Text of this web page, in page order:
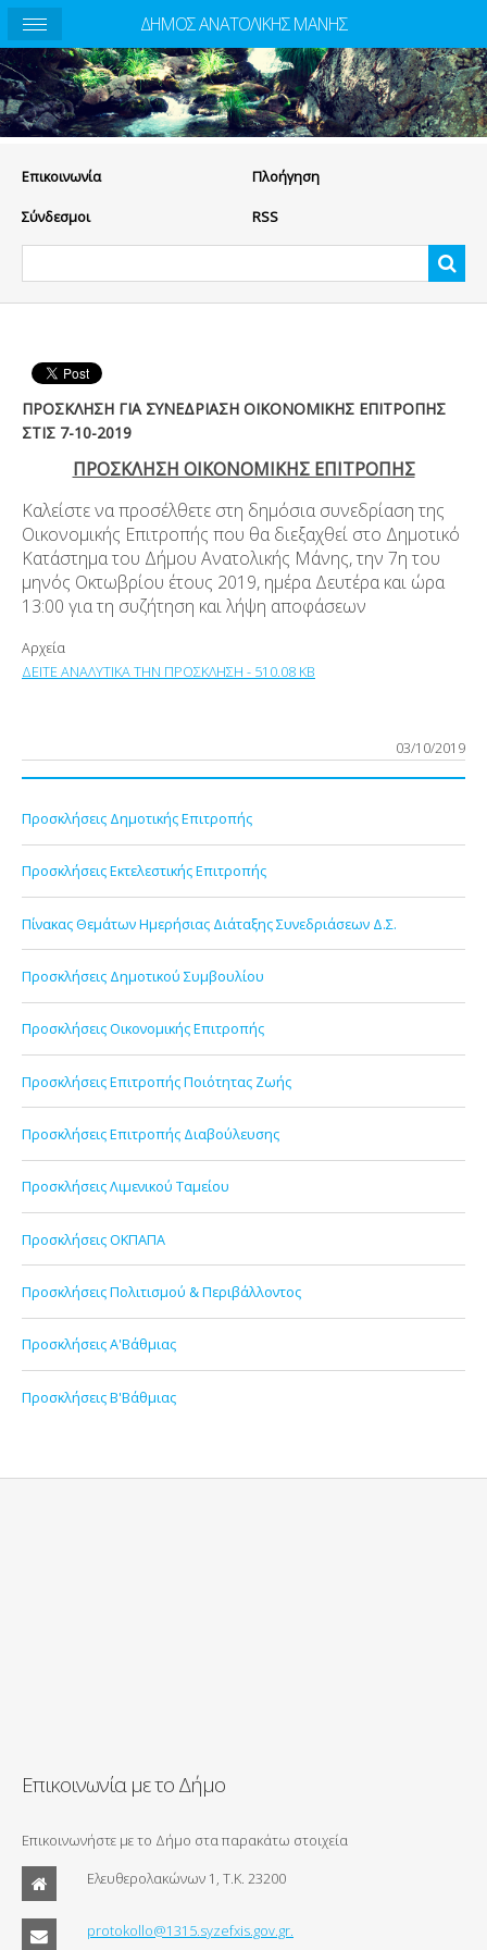
Eπικοινωνία Πλοήγηση
Σύνδεσμοι RSS
ΠΡΟΣΚΛΗΣΗ ΓΙΑ ΣΥΝΕΔΡΙΑΣΗ ΟΙΚΟΝΟΜΙΚΗΣ ΕΠΙΤΡΟΠΗΣ
ΣΤΙΣ 7-10-2019
ΠΡΟΣΚΛΗΣΗ ΟΙΚΟΝΟΜΙΚΗΣ ΕΠΙΤΡΟΠΗΣ
Καλείστε να προσέλθετε στη δημόσια συνεδρίαση της
Οικονομικής Επιτροπής που θα διεξαχθεί στο Δημοτικό
Κατάστημα του Δήμου Ανατολικής Μάνης, την 7η του
μηνός Οκτωβρίου έτους 2019, ημέρα Δευτέρα και ώρα
13:00 για τη συζήτηση και λήψη αποφάσεων
Αρχεία
ΔΕΙΤΕ ΑΝΑΛΥΤΙΚΑ ΤΗΝ ΠΡΟΣΚΛΗΣΗ - 510.08 KB
03/10/2019
Προσκλήσεις Δημοτικής Επιτροπής
Προσκλήσεις Εκτελεστικής Επιτροπής
Πίνακας Θεμάτων Ημερήσιας Διάταξης Συνεδριάσεων Δ.Σ.
Προσκλήσεις Δημοτικού Συμβουλίου
Προσκλήσεις Οικονομικής Επιτροπής
Προσκλήσεις Επιτροπής Ποιότητας Ζωής
Προσκλήσεις Επιτροπής Διαβούλευσης
Προσκλήσεις Λιμενικού Ταμείου
Προσκλήσεις ΟΚΠΑΠΑ
Προσκλήσεις Πολιτισμού & Περιβάλλοντος
Προσκλήσεις Α'Βάθμιας
Προσκλήσεις Β'Βάθμιας
Επικοινωνία με το Δήμο
Επικοινωνήστε με το Δήμο στα παρακάτω στοιχεία
Ελευθερολακώνων 1, Τ.Κ. 23200
protokollo@1315.syzefxis.gov.gr.
ΔΗΜΟΣ ΑΝΑΤΟΛΙΚΗΣ ΜΑΝΗΣ